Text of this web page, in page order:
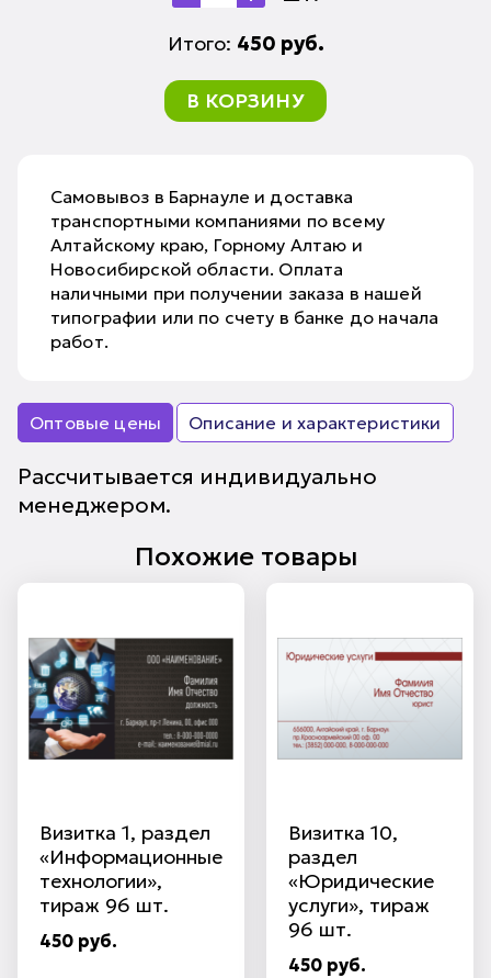
Итого: 450 руб.
В КОРЗИНУ
Самовывоз в Барнауле и доставка
транспортными компаниями по всему
Алтайскому краю, Горному Алтаю и
Новосибирской области. Оплата
наличными при получении заказа в нашей
типографии или по счету в банке до начала
работ.
Оптовые цены Описание и характеристики
Рассчитывается индивидуально
менеджером.
Похожие товары
Визитка 1, раздел
«Информационные
технологии»,
тираж 96 шт.
450 руб.
Визитка 10,
раздел
«Юридические
услуги», тираж
96 шт.
450 руб.